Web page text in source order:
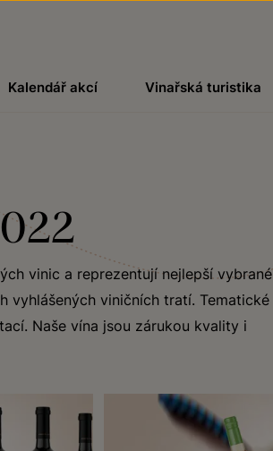
Kalendář akcí Vinařská turistika
vinic a reprezentují nejlepší vybrané
vyhlášených viničních tratí. Tematické
Naše vína jsou zárukou kvality i